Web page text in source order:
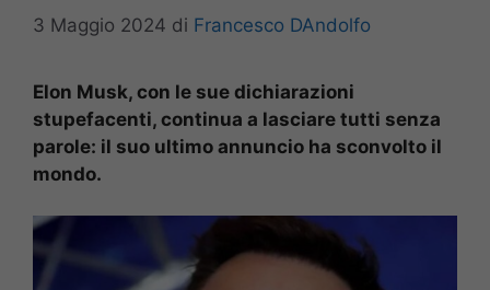
3 Maggio 2024 di Francesco DAndolfo
Elon Musk, con le sue dichiarazioni
stupefacenti, continua a lasciare tutti senza
parole: il suo ultimo annuncio ha sconvolto il
mondo.